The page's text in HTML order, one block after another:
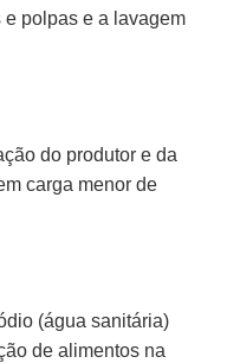
polpas e a lavagem
do produtor e da
carga menor de
(água sanitária)
de alimentos na